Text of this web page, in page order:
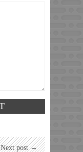
Next post →